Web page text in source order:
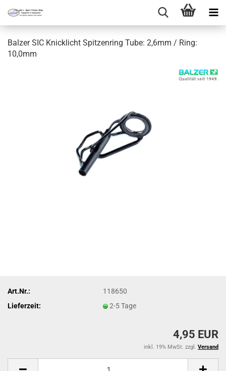
Balzer SIC Knicklicht Spitzenring Tube: 2,6mm / Ring:
10,0mm
Art.Nr.:
118650
Lieferzeit:
2-5 Tage
4,95 EUR
inkl. 19% MwSt. zzgl. Versand